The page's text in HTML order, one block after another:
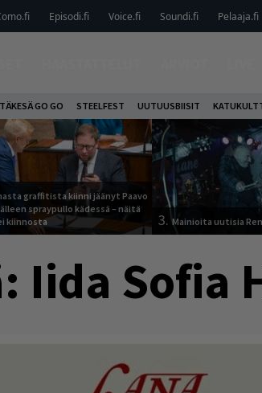
Episodi.fi Voice.fi Soundi.fi Pelaaja.fi
GO GO STEELFEST UUTUUSBIISIT
graffitista kiinni jäänyt Paavo
spraypullo kädessä – näitä
kiinnosta
3.Mainioita uutisia
Iida Sofia